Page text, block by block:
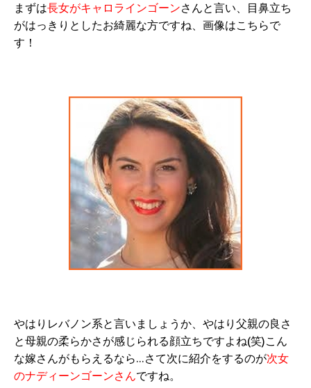
まずは長女がキャロラインゴーンさんと言い、目鼻立ち
がはっきりとしたお綺麗な方ですね、画像はこちらで
す！
やはりレバノン系と言いましょうか、やはり父親の良さ
と母親の柔らかさが感じられる顔立ちですよね(笑)こん
な嫁さんがもらえるなら…さて次に紹介をするのが次女
のナディーンゴーンさんですね。